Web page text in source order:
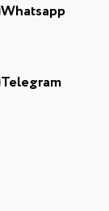
Whatsapp
Telegram